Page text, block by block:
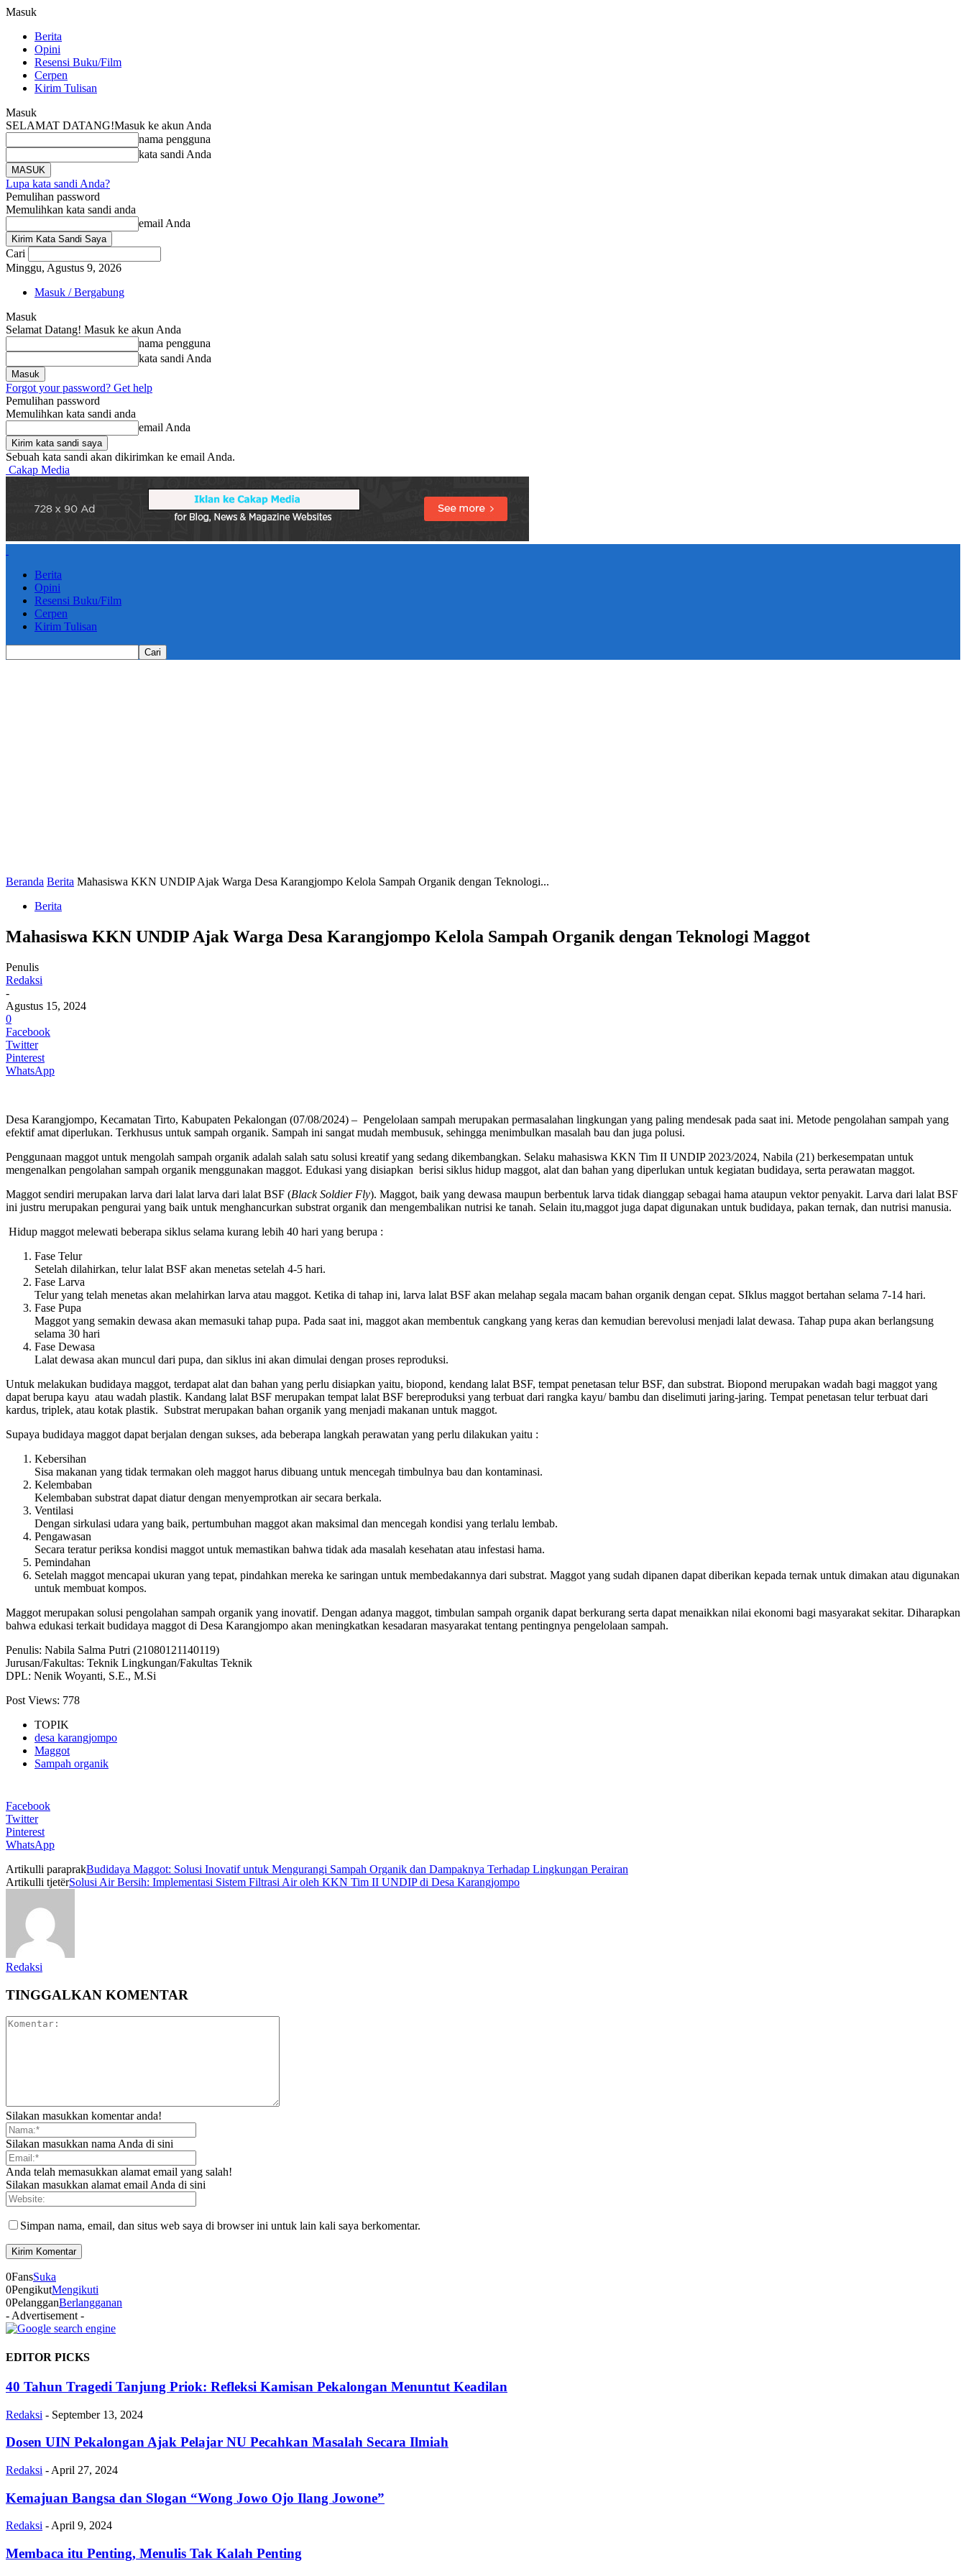
Masuk
Berita
Opini
Resensi Buku/Film
Cerpen
Kirim Tulisan
Masuk
SELAMAT DATANG!Masuk ke akun Anda
nama pengguna
kata sandi Anda
Lupa kata sandi Anda?
Pemulihan password
Memulihkan kata sandi anda
email Anda
Cari
Minggu, Agustus 9, 2026
Masuk / Bergabung
Masuk
Selamat Datang! Masuk ke akun Anda
nama pengguna
kata sandi Anda
Forgot your password? Get help
Pemulihan password
Memulihkan kata sandi anda
email Anda
Sebuah kata sandi akan dikirimkan ke email Anda.
Cakap Media
Berita
Opini
Resensi Buku/Film
Cerpen
Kirim Tulisan
Beranda Berita Mahasiswa KKN UNDIP Ajak Warga Desa Karangjompo Kelola Sampah Organik dengan Teknologi...
Berita
Mahasiswa KKN UNDIP Ajak Warga Desa Karangjompo Kelola Sampah Organik dengan Teknologi Maggot
Penulis
Redaksi
-
Agustus 15, 2024
0
Facebook
Twitter
Pinterest
WhatsApp
Desa Karangjompo, Kecamatan Tirto, Kabupaten Pekalongan (07/08/2024) – Pengelolaan sampah merupakan permasalahan lingkungan yang paling mendesak pada saat ini. Metode pengolahan sampah yang
efektif amat diperlukan. Terkhusus untuk sampah organik. Sampah ini sangat mudah membusuk, sehingga menimbulkan masalah bau dan juga polusi.
Penggunaan maggot untuk mengolah sampah organik adalah salah satu solusi kreatif yang sedang dikembangkan. Selaku mahasiswa KKN Tim II UNDIP 2023/2024, Nabila (21) berkesempatan untuk
mengenalkan pengolahan sampah organik menggunakan maggot. Edukasi yang disiapkan berisi siklus hidup maggot, alat dan bahan yang diperlukan untuk kegiatan budidaya, serta perawatan maggot.
Maggot sendiri merupakan larva dari lalat larva dari lalat BSF (Black Soldier Fly). Maggot, baik yang dewasa maupun berbentuk larva tidak dianggap sebagai hama ataupun vektor penyakit. Larva dari lalat BSF
ini justru merupakan pengurai yang baik untuk menghancurkan substrat organik dan mengembalikan nutrisi ke tanah. Selain itu,maggot juga dapat digunakan untuk budidaya, pakan ternak, dan nutrisi manusia.
Hidup maggot melewati beberapa siklus selama kurang lebih 40 hari yang berupa :
Fase Telur
Setelah dilahirkan, telur lalat BSF akan menetas setelah 4-5 hari.
Fase Larva
Telur yang telah menetas akan melahirkan larva atau maggot. Ketika di tahap ini, larva lalat BSF akan melahap segala macam bahan organik dengan cepat. SIklus maggot bertahan selama 7-14 hari.
Fase Pupa
Maggot yang semakin dewasa akan memasuki tahap pupa. Pada saat ini, maggot akan membentuk cangkang yang keras dan kemudian berevolusi menjadi lalat dewasa. Tahap pupa akan berlangsung
selama 30 hari
Fase Dewasa
Lalat dewasa akan muncul dari pupa, dan siklus ini akan dimulai dengan proses reproduksi.
Untuk melakukan budidaya maggot, terdapat alat dan bahan yang perlu disiapkan yaitu, biopond, kendang lalat BSF, tempat penetasan telur BSF, dan substrat. Biopond merupakan wadah bagi maggot yang
dapat berupa kayu atau wadah plastik. Kandang lalat BSF merupakan tempat lalat BSF bereproduksi yang terbuat dari rangka kayu/ bambu dan diselimuti jaring-jaring. Tempat penetasan telur terbuat dari
kardus, triplek, atau kotak plastik. Substrat merupakan bahan organik yang menjadi makanan untuk maggot.
Supaya budidaya maggot dapat berjalan dengan sukses, ada beberapa langkah perawatan yang perlu dilakukan yaitu :
Kebersihan
Sisa makanan yang tidak termakan oleh maggot harus dibuang untuk mencegah timbulnya bau dan kontaminasi.
Kelembaban
Kelembaban substrat dapat diatur dengan menyemprotkan air secara berkala.
Ventilasi
Dengan sirkulasi udara yang baik, pertumbuhan maggot akan maksimal dan mencegah kondisi yang terlalu lembab.
Pengawasan
Secara teratur periksa kondisi maggot untuk memastikan bahwa tidak ada masalah kesehatan atau infestasi hama.
Pemindahan
Setelah maggot mencapai ukuran yang tepat, pindahkan mereka ke saringan untuk membedakannya dari substrat. Maggot yang sudah dipanen dapat diberikan kepada ternak untuk dimakan atau digunakan
untuk membuat kompos.
Maggot merupakan solusi pengolahan sampah organik yang inovatif. Dengan adanya maggot, timbulan sampah organik dapat berkurang serta dapat menaikkan nilai ekonomi bagi masyarakat sekitar. Diharapkan
bahwa edukasi terkait budidaya maggot di Desa Karangjompo akan meningkatkan kesadaran masyarakat tentang pentingnya pengelolaan sampah.
Penulis: Nabila Salma Putri (21080121140119)
Jurusan/Fakultas: Teknik Lingkungan/Fakultas Teknik
DPL: Nenik Woyanti, S.E., M.Si
Post Views: 778
TOPIK
desa karangjompo
Maggot
Sampah organik
Facebook
Twitter
Pinterest
WhatsApp
Artikulli paraprakBudidaya Maggot: Solusi Inovatif untuk Mengurangi Sampah Organik dan Dampaknya Terhadap Lingkungan Perairan
Artikulli tjetërSolusi Air Bersih: Implementasi Sistem Filtrasi Air oleh KKN Tim II UNDIP di Desa Karangjompo
Redaksi
TINGGALKAN KOMENTAR
Silakan masukkan komentar anda!
Silakan masukkan nama Anda di sini
Anda telah memasukkan alamat email yang salah!
Silakan masukkan alamat email Anda di sini
Simpan nama, email, dan situs web saya di browser ini untuk lain kali saya berkomentar.
0FansSuka
0PengikutMengikuti
0PelangganBerlangganan
- Advertisement -
EDITOR PICKS
40 Tahun Tragedi Tanjung Priok: Refleksi Kamisan Pekalongan Menuntut Keadilan
Redaksi - September 13, 2024
Dosen UIN Pekalongan Ajak Pelajar NU Pecahkan Masalah Secara Ilmiah
Redaksi - April 27, 2024
Kemajuan Bangsa dan Slogan “Wong Jowo Ojo Ilang Jowone”
Redaksi - April 9, 2024
Membaca itu Penting, Menulis Tak Kalah Penting